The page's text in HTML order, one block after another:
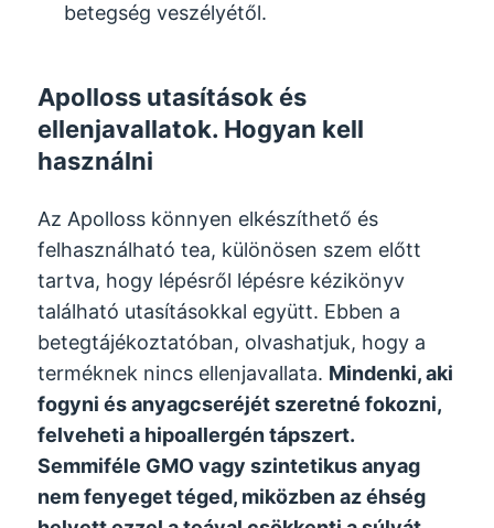
betegség veszélyétől.
Apolloss utasítások és
ellenjavallatok. Hogyan kell
használni
Az Apolloss könnyen elkészíthető és
felhasználható tea, különösen szem előtt
tartva, hogy lépésről lépésre kézikönyv
található utasításokkal együtt. Ebben a
betegtájékoztatóban, olvashatjuk, hogy a
terméknek nincs ellenjavallata. Mindenki, aki
fogyni és anyagcseréjét szeretné fokozni,
felveheti a hipoallergén tápszert.
Semmiféle GMO vagy szintetikus anyag
nem fenyeget téged, miközben az éhség